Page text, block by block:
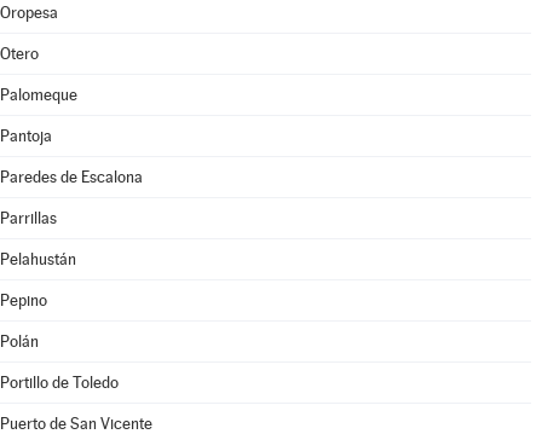
Oropesa
Otero
Palomeque
Pantoja
Paredes de Escalona
Parrillas
Pelahustán
Pepino
Polán
Portillo de Toledo
Puerto de San Vicente